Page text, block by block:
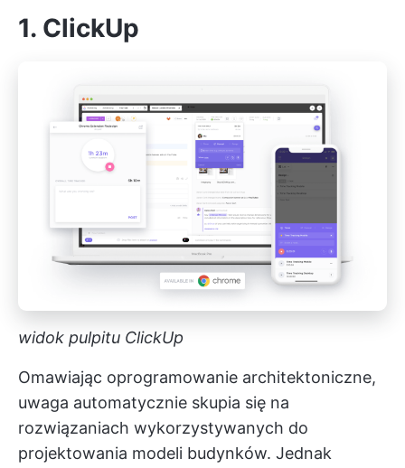
1. ClickUp
widok pulpitu ClickUp
Omawiając oprogramowanie architektoniczne,
uwaga automatycznie skupia się na
rozwiązaniach wykorzystywanych do
projektowania modeli budynków. Jednak